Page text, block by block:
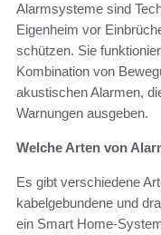
Alarmsysteme sind
Eigenheim vor
schützen. Sie
Kombination von
akustischen Alarmen,
Warnungen ausgeben.
Welche Arten von
Es gibt verschiedene
kabelgebundene und
ein Smart Home-